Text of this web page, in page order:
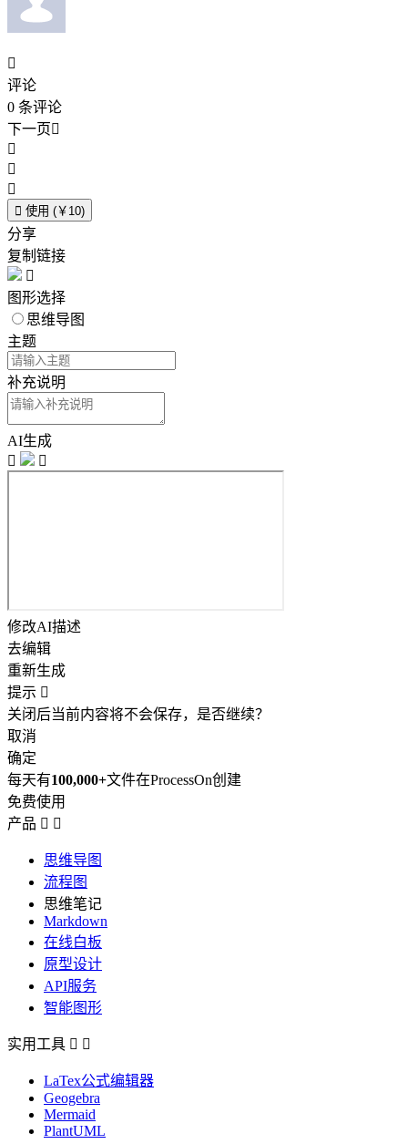

评论
0 条评论
下一页



 使用 (￥10)
分享
复制链接

图形选择
思维导图
主题
补充说明
AI生成


修改AI描述
去编辑
重新生成
提示 
关闭后当前内容将不会保存，是否继续？
取消
确定
每天有100,000+文件在ProcessOn创建
免费使用
产品  
思维导图
流程图
思维笔记
Markdown
在线白板
原型设计
API服务
智能图形
实用工具  
LaTex公式编辑器
Geogebra
Mermaid
PlantUML